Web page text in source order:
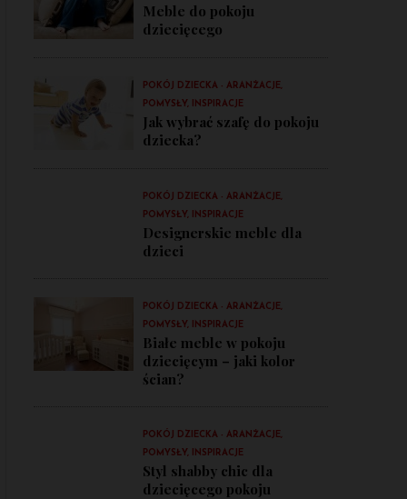
Meble do pokoju
dziecięcego
POKÓJ DZIECKA - ARANŻACJE,
POMYSŁY, INSPIRACJE
Jak wybrać szafę do pokoju
dziecka?
POKÓJ DZIECKA - ARANŻACJE,
POMYSŁY, INSPIRACJE
Designerskie meble dla
dzieci
POKÓJ DZIECKA - ARANŻACJE,
POMYSŁY, INSPIRACJE
Białe meble w pokoju
dziecięcym – jaki kolor
ścian?
POKÓJ DZIECKA - ARANŻACJE,
POMYSŁY, INSPIRACJE
Styl shabby chic dla
dziecięcego pokoju